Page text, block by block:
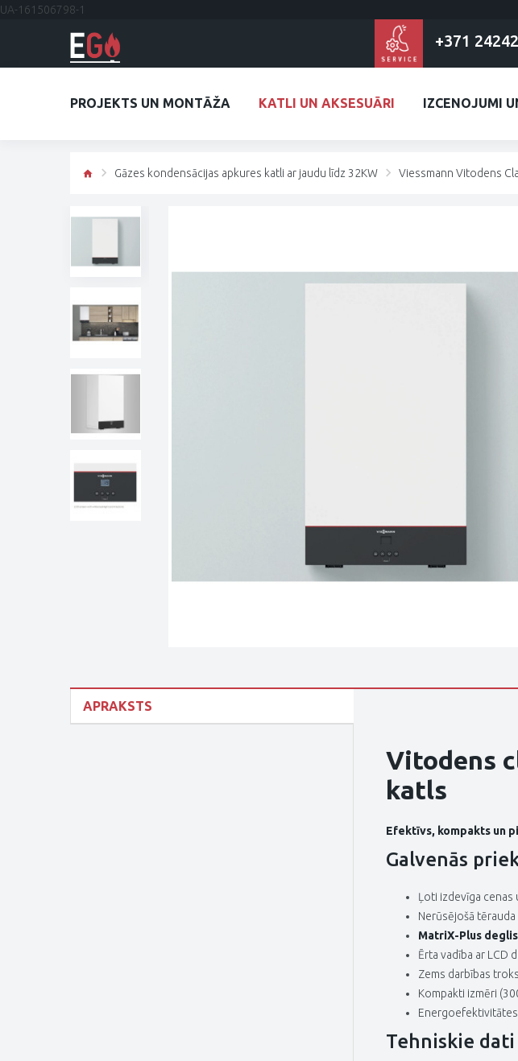
UA-161506798-1
+371
PROJEKTS UN MONTĀŽA KATLI UN AKSESUĀRI IZCENOJUMI
Gāzes kondensācijas apkures katli ar jaudu līdz 32KW Viessmann Vitodens
APRAKSTS
Vitodens
katls
Efektīvs, kompakts un
Galvenās
Ļoti izdevīga cenas
Nerūsējošā tērauda
MatriX-Plus deglis
Ērta vadība ar LCD
Zems darbības
Kompakti izmēri
Tehniskie dati